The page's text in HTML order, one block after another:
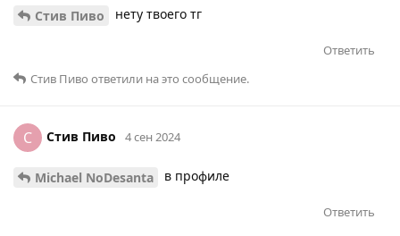
Стив Пиво нету твоего тг
Ответить
Стив Пиво ответили на это сообщение.
С Стив Пиво 4 сен 2024
Michael NoDesanta в профиле
Ответить